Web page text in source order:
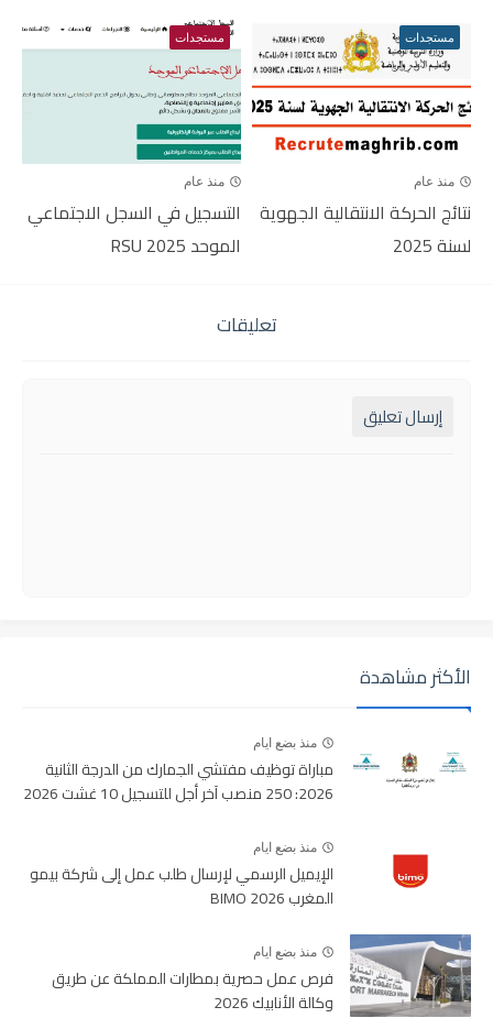
مستجدات
منذ عام
نتائج الحركة الانتقالية الجهوية
لسنة 2025
مستجدات
منذ عام
التسجيل في السجل الاجتماعي
الموحد RSU 2025
تعليقات
إرسال تعليق
الأكثر مشاهدة
منذ بضع ايام
مباراة توظيف مفتشي الجمارك من الدرجة الثانية
2026: 250 منصب آخر أجل للتسجيل 10 غشت 2026
منذ بضع ايام
الإيميل الرسمي لإرسال طلب عمل إلى شركة بيمو
المغرب BIMO 2026
منذ بضع ايام
فرص عمل حصرية بمطارات المملكة عن طريق
وكالة الأنابيك 2026